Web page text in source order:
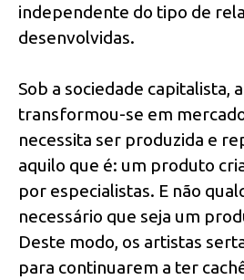
independente do tipo de
desenvolvidas.
Sob a sociedade capitalista,
transformou-se em
necessita ser produzida e
aquilo que é: um produto
por especialistas. E não
necessário que seja um
Deste modo, os artistas
para continuarem a ter